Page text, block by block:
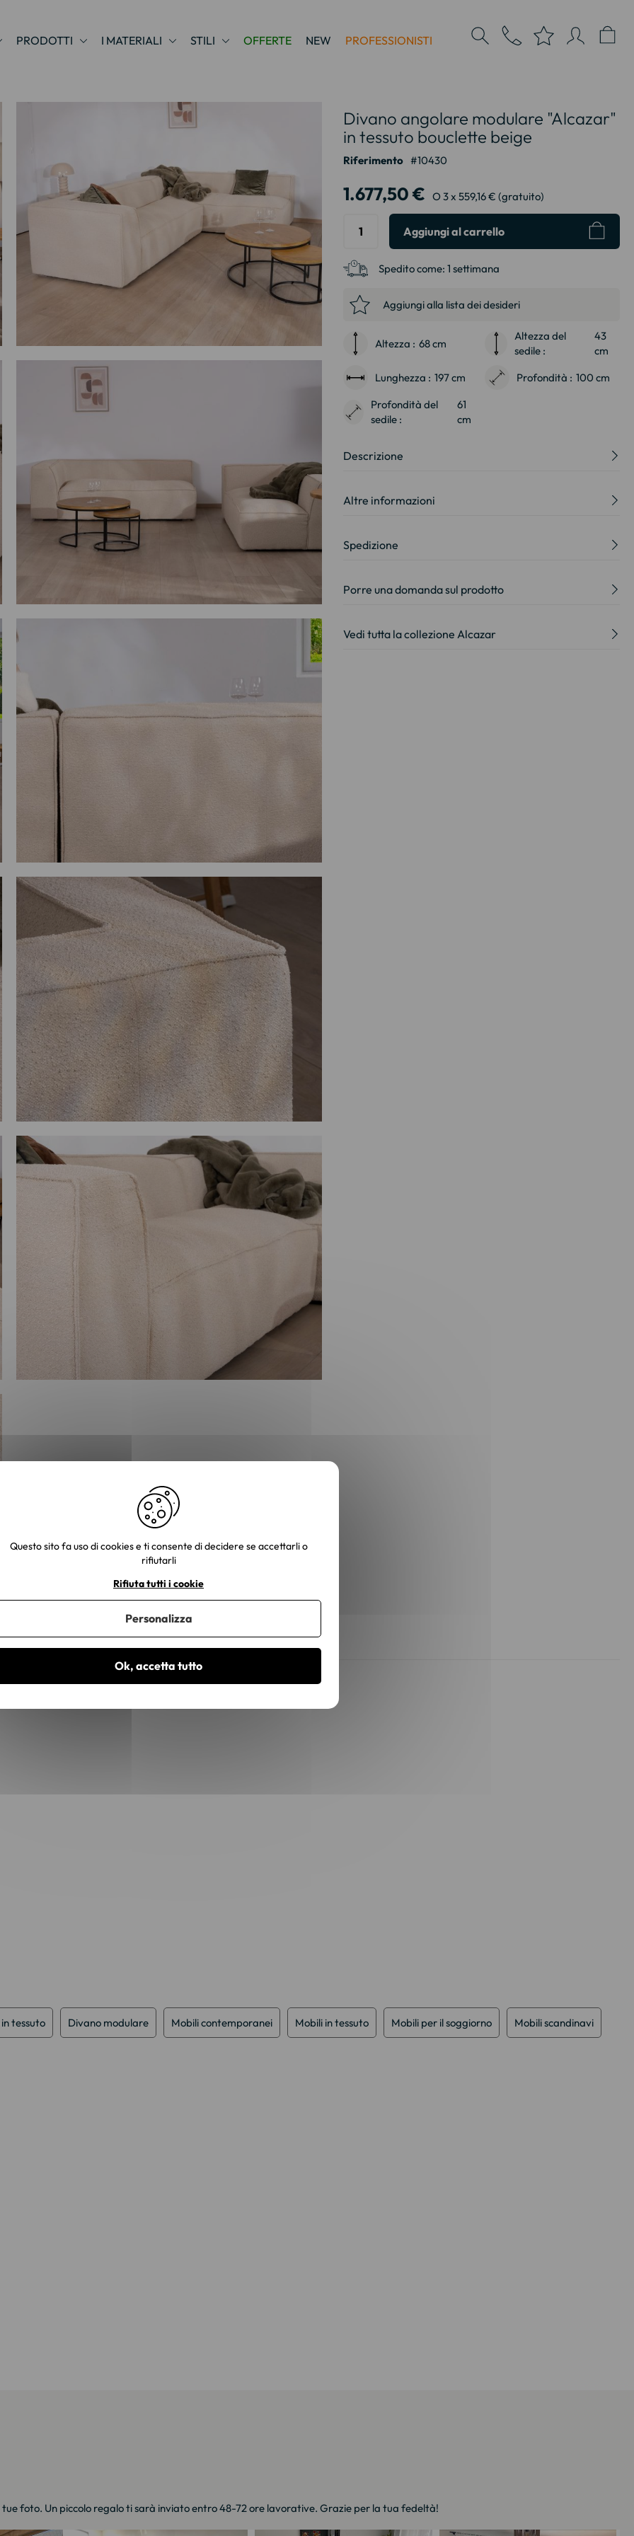
PRODOTTI I MATERIALI STILI OFFERTE NEW PROFESSIONISTI
Divano angolare modulare "Alcazar"
in tessuto bouclette beige
Riferimento 10430
1.677,50 € O 3 x 559,16 € (gratuito)
Aggiungi al carrello
Spedito come: 1 settimana
Aggiungi alla lista dei desideri
Altezza : 68 cm
Altezza del
sedile :
43
cm
Lunghezza : 197 cm Profondità : 100 cm
Profondità del
sedile :
61
cm
Descrizione
Altre informazioni
Spedizione
Porre una domanda sul prodotto
Vedi tutta la collezione Alcazar
tessuto Divano modulare Mobili contemporanei Mobili in tessuto Mobili per il soggiorno Mobili scandinavi
tue foto. Un piccolo regalo ti sarà inviato entro 48-72 ore lavorative. Grazie per la tua fedeltà!
Questo sito fa uso di cookies e ti consente di decidere se accettarli o
rifiutarli
Ok, accetta tutto
Rifiuta tutti i cookie
Personalizza